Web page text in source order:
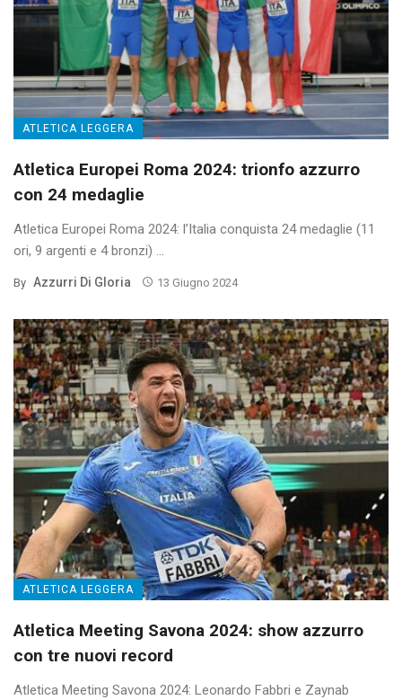
ATLETICA LEGGERA
Atletica Europei Roma 2024: trionfo azzurro
con 24 medaglie
Atletica Europei Roma 2024: l’Italia conquista 24 medaglie (11
ori, 9 argenti e 4 bronzi) ...
By Azzurri Di Gloria 13 Giugno 2024
ATLETICA LEGGERA
Atletica Meeting Savona 2024: show azzurro
con tre nuovi record
Atletica Meeting Savona 2024: Leonardo Fabbri e Zaynab